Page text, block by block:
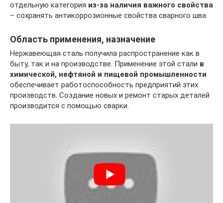
отдельную категория из-за наличия важного свойства
– сохранять антикоррозионные свойства сварного шва.
Область применения, назначение
Нержавеющая сталь получила распространение как в
быту, так и на производстве. Применение этой стали в
химической, нефтяной и пищевой промышленности
обеспечивает работоспособность предприятий этих
производств. Создание новых и ремонт старых деталей
производится с помощью сварки.